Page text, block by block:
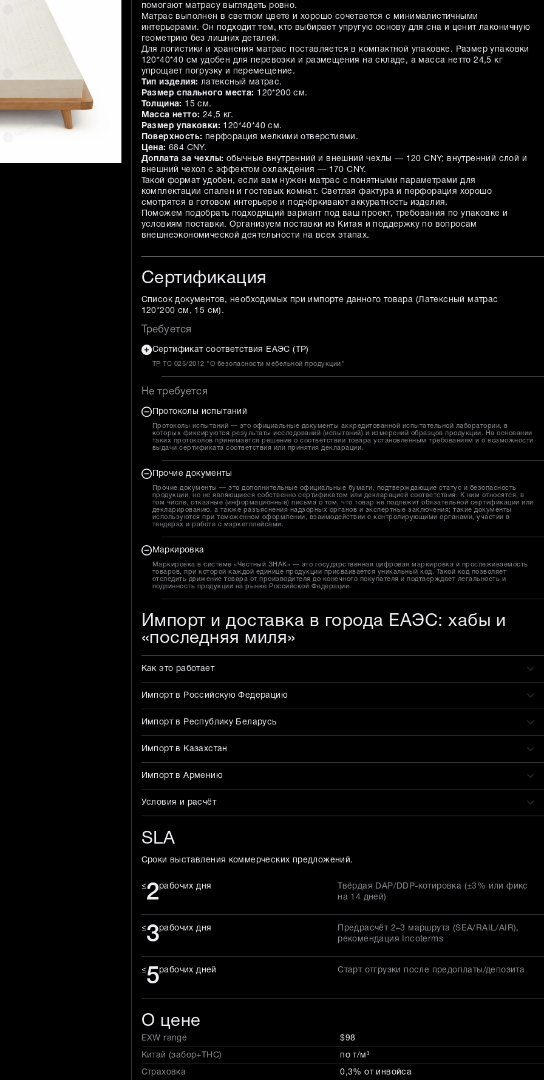
помогают матрасу выглядеть ровно.
Матрас выполнен в светлом цвете и хорошо сочетается с минималистичными
интерьерами. Он подходит тем, кто выбирает упругую основу для сна и ценит лаконичную
геометрию без лишних деталей.
Для логистики и хранения матрас поставляется в компактной упаковке. Размер упаковки
120*40*40 см удобен для перевозки и размещения на складе, а масса нетто 24,5 кг
упрощает погрузку и перемещение.
Тип изделия: латексный матрас.
Размер спального места: 120*200 см.
Толщина: 15 см.
Масса нетто: 24,5 кг.
Размер упаковки: 120*40*40 см.
Поверхность: перфорация мелкими отверстиями.
Цена: 684 CNY.
Доплата за чехлы: обычные внутренний и внешний чехлы — 120 CNY; внутренний слой и
внешний чехол с эффектом охлаждения — 170 CNY.
Такой формат удобен, если вам нужен матрас с понятными параметрами для
комплектации спален и гостевых комнат. Светлая фактура и перфорация хорошо
смотрятся в готовом интерьере и подчёркивают аккуратность изделия.
Поможем подобрать подходящий вариант под ваш проект, требования по упаковке и
условиям поставки. Организуем поставки из Китая и поддержку по вопросам
внешнеэкономической деятельности на всех этапах.
Сертификация
Список документов, необходимых при импорте данного товара (Латексный матрас
120*200 см, 15 см ).
Требуется
Сертификат соответствия ЕАЭС (ТР)
ТР ТС 025/2012 "О безопасности мебельной продукции"
Не требуется
Протоколы испытаний
Протоколы испытаний — это официальные документы аккредитованной испытательной лаборатории, в
которых фиксируются результаты исследований (испытаний) и измерений образцов продукции. На основании
таких протоколов принимается решение о соответствии товара установленным требованиям и о возможности
выдачи сертификата соответствия или принятия декларации.
Прочие документы
Прочие документы — это дополнительные официальные бумаги, подтверждающие статус и безопасность
продукции, но не являющиеся собственно сертификатом или декларацией соответствия. К ним относятся, в
том числе, отказные (информационные) письма о том, что товар не подлежит обязательной сертификации или
декларированию, а также разъяснения надзорных органов и экспертные заключения; такие документы
используются при таможенном оформлении, взаимодействии с контролирующими органами, участии в
тендерах и работе с маркетплейсами.
Маркировка
Маркировка в системе «Честный ЗНАК» — это государственная цифровая маркировка и прослеживаемость
товаров, при которой каждой единице продукции присваивается уникальный код. Такой код позволяет
отследить движение товара от производителя до конечного покупателя и подтверждает легальность и
подлинность продукции на рынке Российской Федерации.
Импорт и доставка в города ЕАЭС: хабы и
«последняя миля»
Как это работает
Импорт в Российскую Федерацию
Импорт в Республику Беларусь
Импорт в Казахстан
Импорт в Армению
Условия и расчёт
SLA
Сроки выставления коммерческих предложений.
≤2 рабочих дня
Твёрдая DAP/DDP-котировка (±3% или фикс
на 14 дней)
≤3рабочих дня
Предрасчёт 2–3 маршрута (SEA/RAIL/AIR),
рекомендация Incoterms
≤5рабочих дней Старт отгрузки после предоплаты/депозита
О цене
EXW range $98
Китай (забор+THC) по т/м³
Страховка 0,3% от инвойса